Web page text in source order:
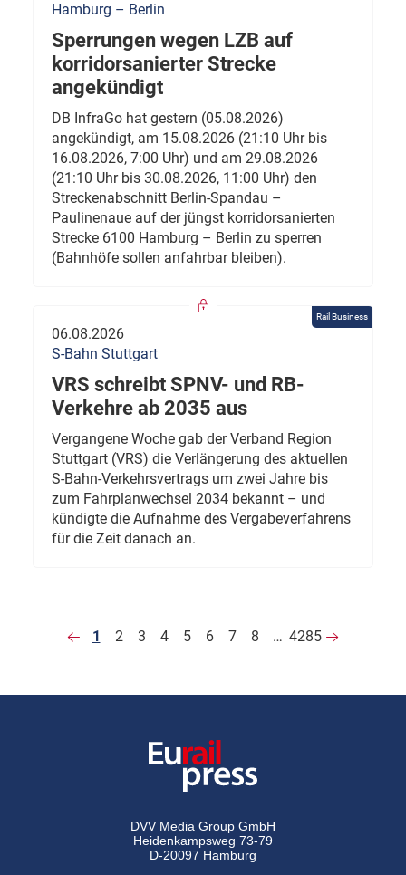
Hamburg – Berlin
Sperrungen wegen LZB auf
korridorsanierter Strecke
angekündigt
DB InfraGo hat gestern (05.08.2026)
angekündigt, am 15.08.2026 (21:10 Uhr bis
16.08.2026, 7:00 Uhr) und am 29.08.2026
(21:10 Uhr bis 30.08.2026, 11:00 Uhr) den
Streckenabschnitt Berlin-Spandau –
Paulinenaue auf der jüngst korridorsanierten
Strecke 6100 Hamburg – Berlin zu sperren
(Bahnhöfe sollen anfahrbar bleiben).
Rail Business
06.08.2026
S-Bahn Stuttgart
VRS schreibt SPNV- und RB-
Verkehre ab 2035 aus
Vergangene Woche gab der Verband Region
Stuttgart (VRS) die Verlängerung des aktuellen
S-Bahn-Verkehrsvertrags um zwei Jahre bis
zum Fahrplanwechsel 2034 bekannt – und
kündigte die Aufnahme des Vergabeverfahrens
für die Zeit danach an.
1 2 3 4 5 6 7 8 … 4285
DVV Media Group GmbH
Heidenkampsweg 73-79
D-20097 Hamburg